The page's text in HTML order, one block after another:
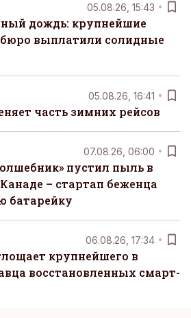
05.08.26, 15:43
дождь: крупнейшие
бюро выплатили солидные
05.08.26, 16:41
часть зимних рейсов
07.08.26, 06:00
пустил пыль в
– стартап беженца
батарейку
06.08.26, 17:34
крупнейшего в
восстановленных смарт-